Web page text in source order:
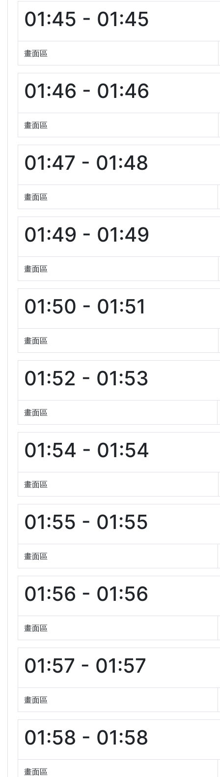
01:45 - 01:45
畫面區
01:46 - 01:46
畫面區
01:47 - 01:48
畫面區
01:49 - 01:49
畫面區
01:50 - 01:51
畫面區
01:52 - 01:53
畫面區
01:54 - 01:54
畫面區
01:55 - 01:55
畫面區
01:56 - 01:56
畫面區
01:57 - 01:57
畫面區
01:58 - 01:58
畫面區